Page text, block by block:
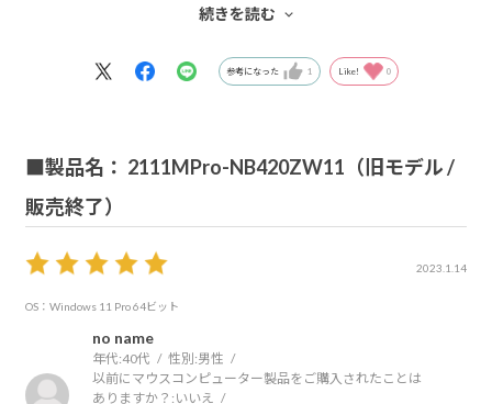
チョットだけ、ロゴ位置サイズデザインが田舎クサイ
続きを読む
参考になった 1 Like! 0
■製品名： 2111MPro-NB420ZW11（旧モデル /
販売終了）
2023.1.14
OS：Windows 11 Pro 64ビット
no name
年代:40代 性別:男性
以前にマウスコンピューター製品をご購入されたことは
ありますか？: いいえ